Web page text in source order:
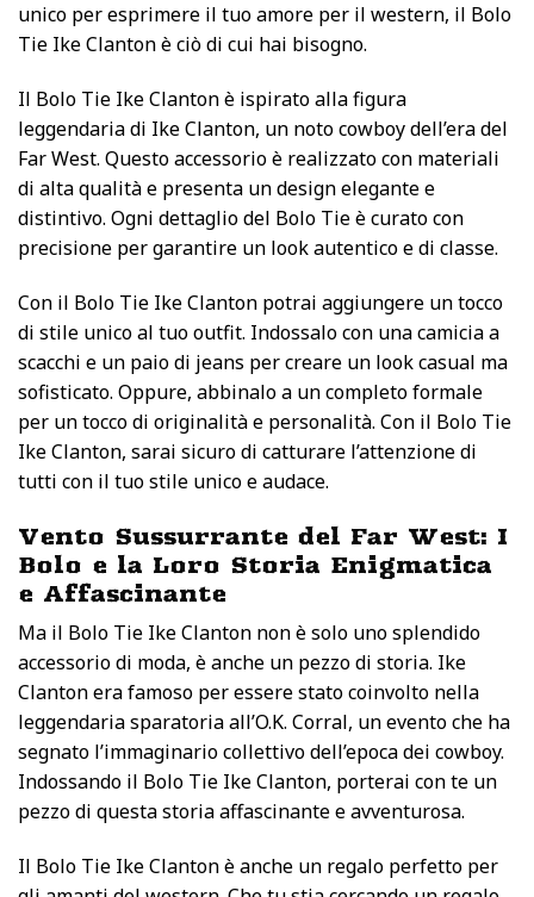
unico per esprimere il tuo amore per il western, il Bolo
Tie Ike Clanton è ciò di cui hai bisogno.
Il Bolo Tie Ike Clanton è ispirato alla figura
leggendaria di Ike Clanton, un noto cowboy dell’era del
Far West. Questo accessorio è realizzato con materiali
di alta qualità e presenta un design elegante e
distintivo. Ogni dettaglio del Bolo Tie è curato con
precisione per garantire un look autentico e di classe.
Con il Bolo Tie Ike Clanton potrai aggiungere un tocco
di stile unico al tuo outfit. Indossalo con una camicia a
scacchi e un paio di jeans per creare un look casual ma
sofisticato. Oppure, abbinalo a un completo formale
per un tocco di originalità e personalità. Con il Bolo Tie
Ike Clanton, sarai sicuro di catturare l’attenzione di
tutti con il tuo stile unico e audace.
Vento Sussurrante del Far West: I
Bolo e la Loro Storia Enigmatica
e Affascinante
Ma il Bolo Tie Ike Clanton non è solo uno splendido
accessorio di moda, è anche un pezzo di storia. Ike
Clanton era famoso per essere stato coinvolto nella
leggendaria sparatoria all’O.K. Corral, un evento che ha
segnato l’immaginario collettivo dell’epoca dei cowboy.
Indossando il Bolo Tie Ike Clanton, porterai con te un
pezzo di questa storia affascinante e avventurosa.
Il Bolo Tie Ike Clanton è anche un regalo perfetto per